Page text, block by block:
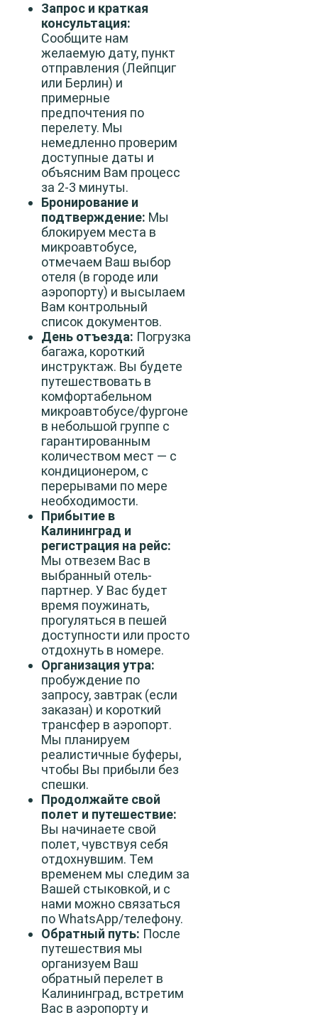
Запрос и краткая
консультация:
Сообщите нам
желаемую дату, пункт
отправления (Лейпциг
или Берлин) и
примерные
предпочтения по
перелету. Мы
немедленно проверим
доступные даты и
объясним Вам процесс
за 2-3 минуты.
Бронирование и
подтверждение: Мы
блокируем места в
микроавтобусе,
отмечаем Ваш выбор
отеля (в городе или
аэропорту) и высылаем
Вам контрольный
список документов.
День отъезда: Погрузка
багажа, короткий
инструктаж. Вы будете
путешествовать в
комфортабельном
микроавтобусе/фургоне
в небольшой группе с
гарантированным
количеством мест — с
кондиционером, с
перерывами по мере
необходимости.
Прибытие в
Калининград и
регистрация на рейс:
Мы отвезем Вас в
выбранный отель-
партнер. У Вас будет
время поужинать,
прогуляться в пешей
доступности или просто
отдохнуть в номере.
Организация утра:
пробуждение по
запросу, завтрак (если
заказан) и короткий
трансфер в аэропорт.
Мы планируем
реалистичные буферы,
чтобы Вы прибыли без
спешки.
Продолжайте свой
полет и путешествие:
Вы начинаете свой
полет, чувствуя себя
отдохнувшим. Тем
временем мы следим за
Вашей стыковкой, и с
нами можно связаться
по WhatsApp/телефону.
Обратный путь: После
путешествия мы
организуем Ваш
обратный перелет в
Калининград, встретим
Вас в аэропорту и